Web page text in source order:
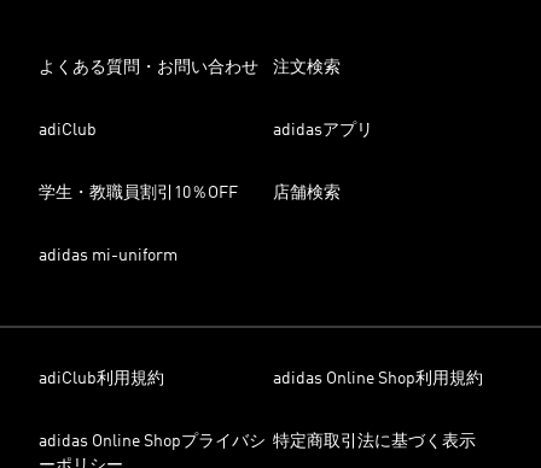
よくある質問・お問い合わせ 注文検索
adiClub adidasアプリ
学生・教職員割引10％OFF 店舗検索
adidas mi-uniform
adiClub利用規約 adidas Online Shop利用規約
adidas Online Shopプライバシ 特定商取引法に基づく表示